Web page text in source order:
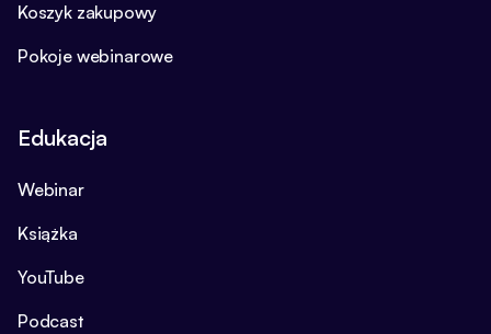
Koszyk zakupowy
Pokoje webinarowe
Edukacja
Webinar
Książka
YouTube
Podcast